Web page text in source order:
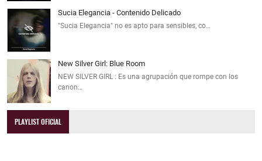
Sucia Elegancia - Contenido Delicado
"Sucia Elegancia" no es apto para sensibles, co…
New Silver Girl: Blue Room
NEW SILVER GIRL : Es una agrupación que rompe con los
canon…
PLAYLIST OFICIAL